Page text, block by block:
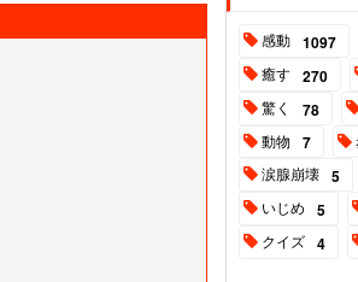
感動 1097
癒す 270
驚く 78
動物 7
涙腺崩壊 5
いじめ 5
クイズ 4